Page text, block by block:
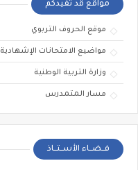
مواقع قد تفيدكم
موقع الحروف التربوي
مواضيع الامتحانات الإشهادية
وزارة التربية الوطنية
مسار المتمدرس
فــضــاء الأســتــاذ